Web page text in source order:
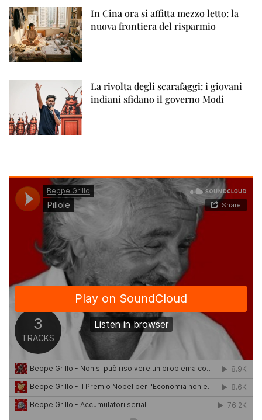
In Cina ora si affitta mezzo letto: la
nuova frontiera del risparmio
La rivolta degli scarafaggi: i giovani
indiani sfidano il governo Modi